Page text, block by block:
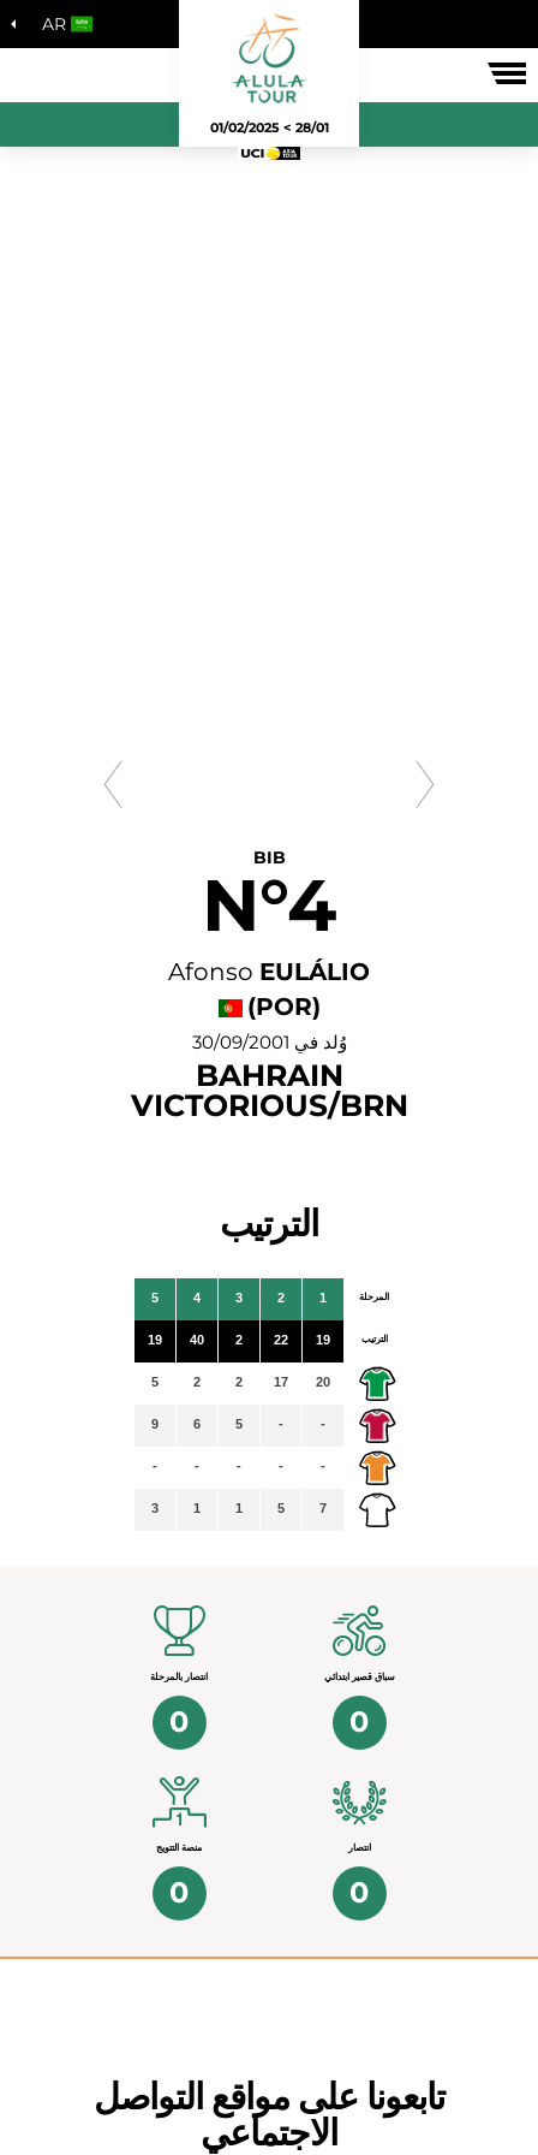
AR
28/01 > 01/02/2025
BIB
N°4
Afonso EULÁLIO
(POR)
وُلد في 30/09/2001
BAHRAIN
VICTORIOUS/BRN
الترتيب
المرحلة
الترتيب
1
19
20
-
-
7
2
22
17
-
-
5
3
2
2
5
-
1
4
40
2
6
-
1
5
19
5
9
-
3
سباق قصير ابتدائي
0
انتصار بالمرحلة
0
انتصار
0
منصة التتويج
0
تابعونا على مواقع التواصل
الاجتماعي